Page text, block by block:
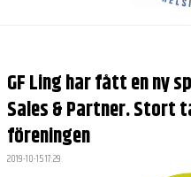
SPONSRING
VANLIGA FRÅGOR - FAQ
GF Ling har fått en ny
Sales & Partner.
föreningen
2019-10-15 17:29